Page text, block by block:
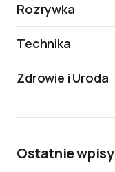
Rozrywka
Technika
Zdrowie i Uroda
Ostatnie wpisy